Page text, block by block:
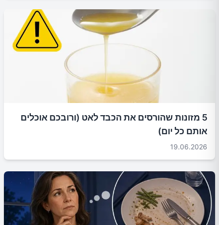
5 מזונות שהורסים את הכבד לאט (ורובכם אוכלים
אותם כל יום)
19.06.2026